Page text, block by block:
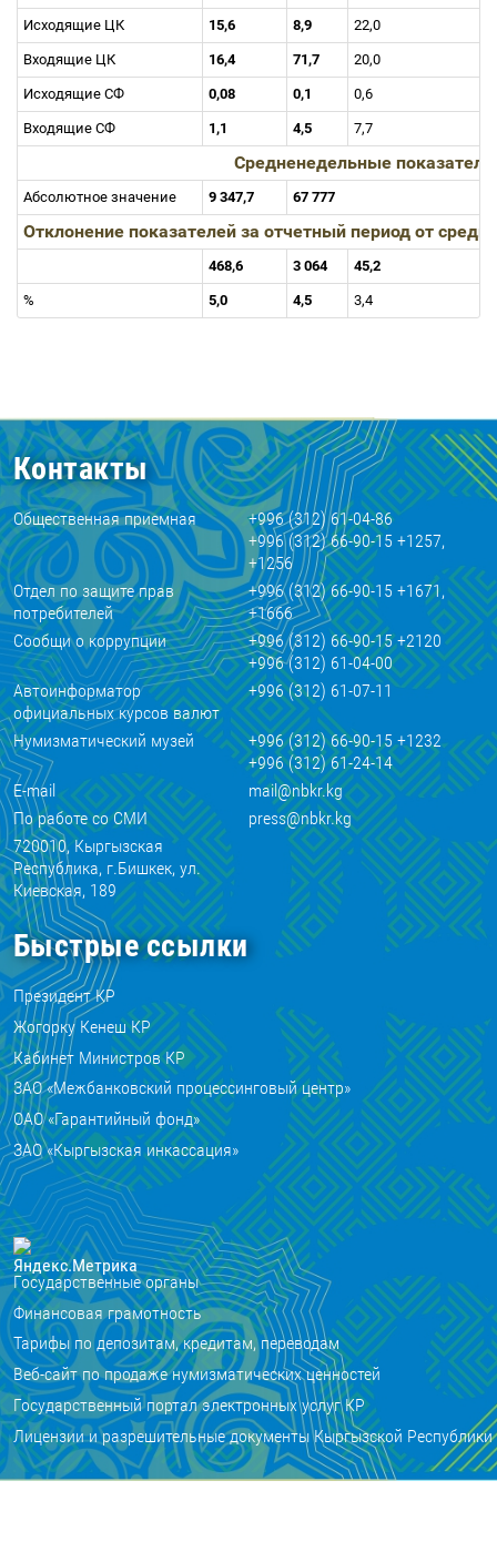
Исходящие ЦК 15,6 8,9 22,0
Входящие ЦК 16,4 71,7 20,0
Исходящие СФ 0,08 0,1 0,6
Входящие СФ 1,1 4,5 7,7
Средненедельные
Абсолютное значение 9 347,7 67 777
Отклонение показателей за отчетный период от
468,6 3 064 45,2
% 5,0 4,5 3,4
Контакты
Общественная приемная
+996 (312) 61-04-86
+996 (312) 66-90-15 +1257,
+1256
Отдел по защите прав
потребителей
+996 (312) 66-90-15 +1671,
+1666
Сообщи о коррупции
+996 (312) 66-90-15 +2120
+996 (312) 61-04-00
Автоинформатор
официальных курсов валют
+996 (312) 61-07-11
Нумизматический музей
+996 (312) 66-90-15 +1232
+996 (312) 61-24-14
E-mail
mail@nbkr.kg
По работе со СМИ
press@nbkr.kg
720010, Кыргызская
Республика, г.Бишкек, ул.
Киевская, 189
Быстрые ссылки
Президент КР
Жогорку Кенеш КР
Кабинет Министров КР
ЗАО «Межбанковский процессинговый центр»
ОАО «Гарантийный фонд»
ЗАО «Кыргызская инкассация»
Государственные органы
Финансовая грамотность
Тарифы по депозитам, кредитам, переводам
Веб-сайт по продаже нумизматических ценностей
Государственный портал электронных услуг КР
Лицензии и разрешительные документы Кыргызской Республики